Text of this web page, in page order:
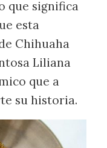
que significa
esta
Chihuaha
Liliana
que a
su historia.